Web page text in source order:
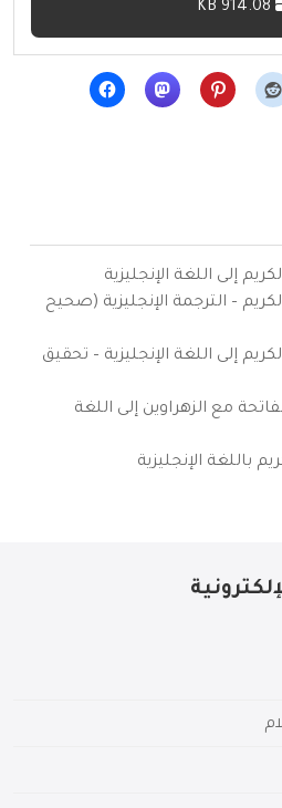
إلى اللغة الإنجليزية
– الترجمة الإنجليزية (صحيح
إلى اللغة الإنجليزية – تحقيق
مع الزهراوين إلى اللغة
باللغة الإنجليزية